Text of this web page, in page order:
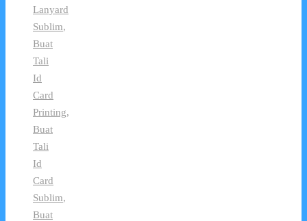
Lanyard
Sublim,
Buat
Tali
Id
Card
Printing,
Buat
Tali
Id
Card
Sublim,
Buat